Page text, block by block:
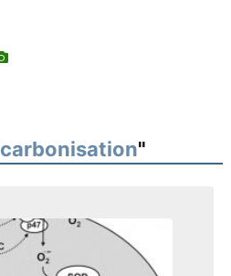
carbonisation"